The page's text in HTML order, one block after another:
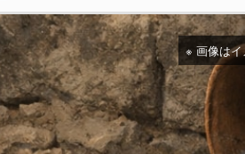
※ 画像はイ